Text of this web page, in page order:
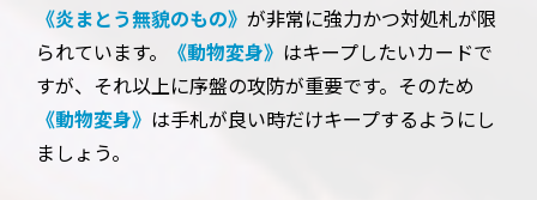
《炎まとう無貌のもの》 が非常に強力かつ対処札が限
られています。
《動物変身》 はキープしたいカードで
すが、それ以上に序盤の攻防が重要です。そのため
《動物変身》 は手札が良い時だけキープするようにし
ましょう。